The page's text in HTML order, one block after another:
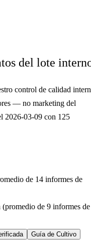
del lote
control de calidad
— no marketing del
2026-03-09 con 125
de 14 informes de
(promedio de 9 informes de
Guía de Cultivo